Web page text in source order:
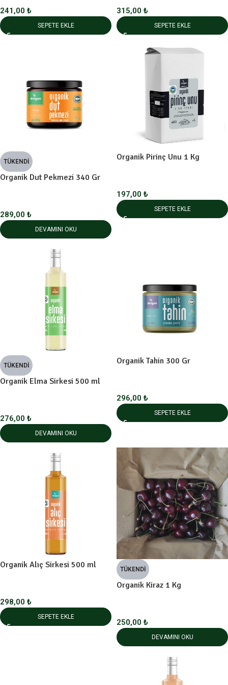
241,00 ₺
SEPETE EKLE
315,00 ₺
SEPETE EKLE
TÜKENDI
Organik Dut Pekmezi 340 Gr
289,00 ₺
DEVAMINI OKU
Organik Pirinç Unu 1 Kg
197,00 ₺
SEPETE EKLE
TÜKENDI
Organik Elma Sirkesi 500 ml
276,00 ₺
DEVAMINI OKU
Organik Tahin 300 Gr
296,00 ₺
SEPETE EKLE
Organik Alıç Sirkesi 500 ml
298,00 ₺
SEPETE EKLE
TÜKENDI
Organik Kiraz 1 Kg
250,00 ₺
DEVAMINI OKU